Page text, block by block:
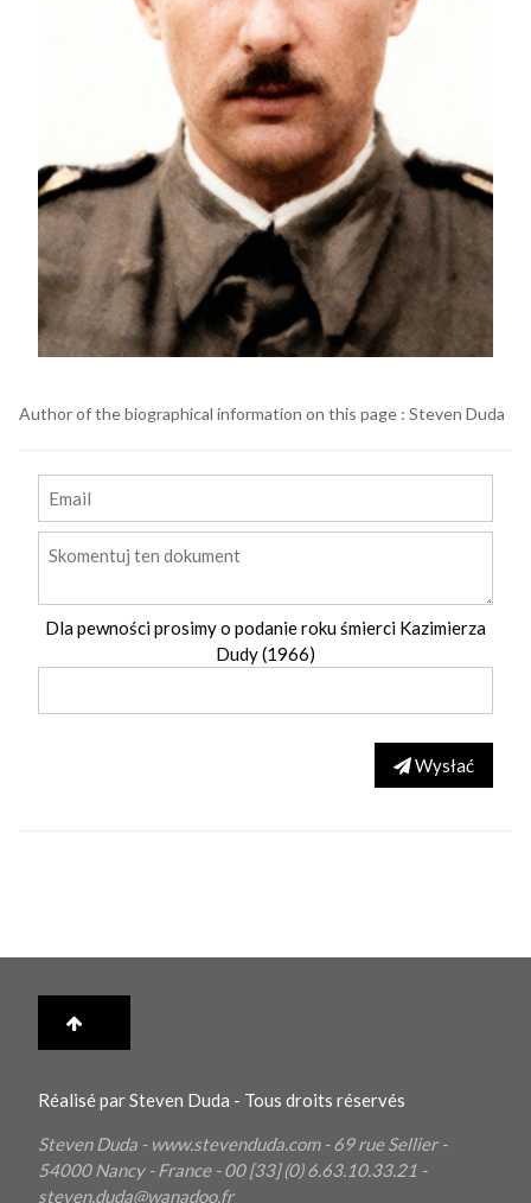
Author of the biographical information on this page : Steven Duda
Dla pewności prosimy o podanie roku śmierci Kazimierza
Dudy (1966)
Wysłać
Réalisé par Steven Duda - Tous droits réservés
Steven Duda - www.stevenduda.com - 69 rue Sellier -
54000Nancy- France - 00 [33] (0) 6.63.10.33.21 -
steven.duda@wanadoo.fr